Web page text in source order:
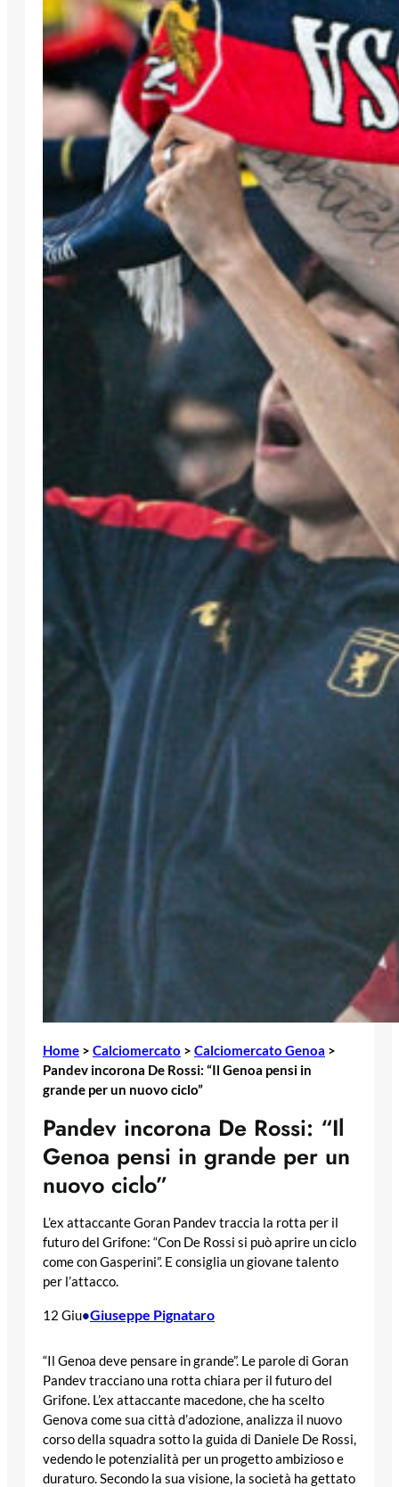
Home > Calciomercato > Calciomercato Genoa >
Pandev incorona De Rossi: “Il Genoa pensi in
grande per un nuovo ciclo”
Pandev incorona De Rossi: “Il
Genoa pensi in grande per un
nuovo ciclo”
L’ex attaccante Goran Pandev traccia la rotta per il
futuro del Grifone: “Con De Rossi si può aprire un ciclo
come con Gasperini”. E consiglia un giovane talento
per l’attacco.
12 Giu•Giuseppe Pignataro
“Il Genoa deve pensare in grande”. Le parole di Goran
Pandev tracciano una rotta chiara per il futuro del
Grifone. L’ex attaccante macedone, che ha scelto
Genova come sua città d’adozione, analizza il nuovo
corso della squadra sotto la guida di Daniele De Rossi,
vedendo le potenzialità per un progetto ambizioso e
duraturo. Secondo la sua visione, la società ha gettato